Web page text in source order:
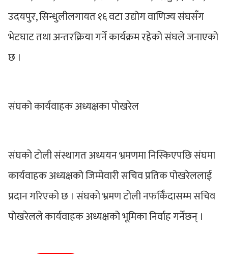
उदयपुर, सिन्धुलीलगायत १६ वटा उद्योग वाणिज्य संघसँग
भेटघाट तथा अन्तरक्रिया गर्ने कार्यक्रम रहेको संघले जनाएको
छ ।
संघको कार्यवाहक अध्यक्षका पोखरेल
संघको टोली संस्थागत अध्ययन भ्रमणमा निस्किएपछि संघमा
कार्यवाहक अध्यक्षको जिम्मेवारी सचिव प्रतिक पोखरेललाई
प्रदान गरिएको छ । संघको भ्रमण टोली नफर्किँदासम्म सचिव
पोखरेलले कार्यवाहक अध्यक्षको भूमिका निर्वाह गर्नेछन् ।